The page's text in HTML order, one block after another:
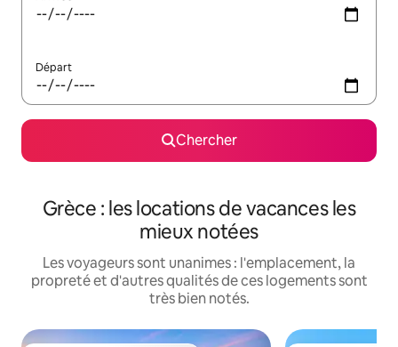
Départ
Chercher
Grèce : les locations de vacances les
mieux notées
Les voyageurs sont unanimes : l'emplacement, la
propreté et d'autres qualités de ces logements sont
très bien notés.